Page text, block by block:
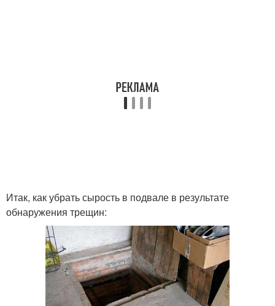
Итак, как убрать сырость в подвале в результате
обнаружения трещин: